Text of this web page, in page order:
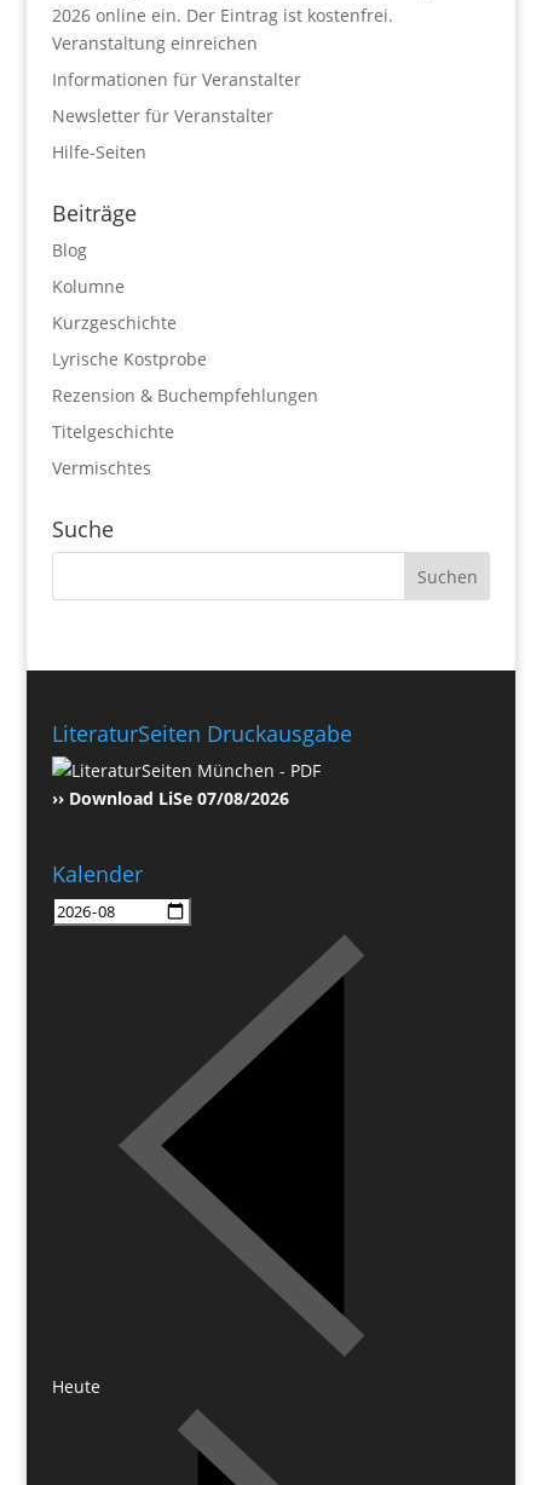
2026 online ein. Der Eintrag ist kostenfrei.
Veranstaltung einreichen
Informationen für Veranstalter
Newsletter für Veranstalter
Hilfe-Seiten
Beiträge
Blog
Kolumne
Kurzgeschichte
Lyrische Kostprobe
Rezension & Buchempfehlungen
Titelgeschichte
Vermischtes
Suche
LiteraturSeiten Druckausgabe
›› Download LiSe 07/08/2026
Kalender
Heute